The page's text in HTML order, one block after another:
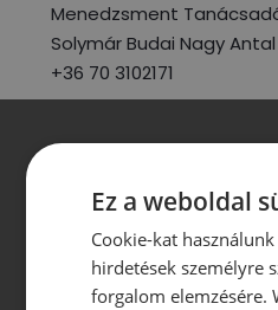
Menedzsment
Solymár Budai Nagy
+36 70 3102171
Legfontosabb
Szervezetfejlesztés
Ez a weboldal
Cookie-kat
hirdetések személyre
forgalom elemzésére.